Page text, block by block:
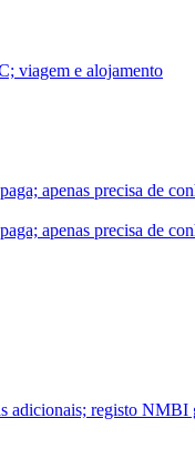
viagem e alojamento
apenas precisa de
apenas precisa de
adicionais; registo NMBI